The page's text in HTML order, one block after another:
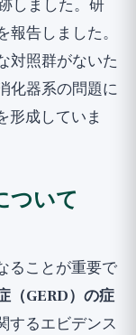
しました。研
告しました。
対照群がないた
化器系の問題に
形成していま
ついて
ることが重要で
（GERD）の症
するエビデンス